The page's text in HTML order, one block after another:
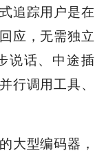
追踪用户是在
应，无需独立
说话、中途插
行调用工具、
大型编码器，